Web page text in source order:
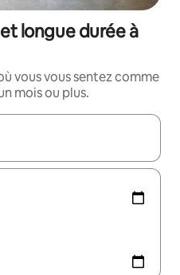
longue durée à
vous vous sentez comme
mois ou plus.
utilisez les flèches vers le